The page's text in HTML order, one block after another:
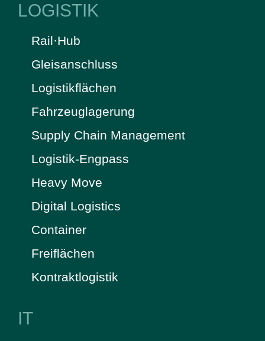
LOGISTIK
Rail·Hub
Gleisanschluss
Logistikflächen
Fahrzeuglagerung
Supply Chain Management
Logistik-Engpass
Heavy Move
Digital Logistics
Container
Freiflächen
Kontraktlogistik
IT